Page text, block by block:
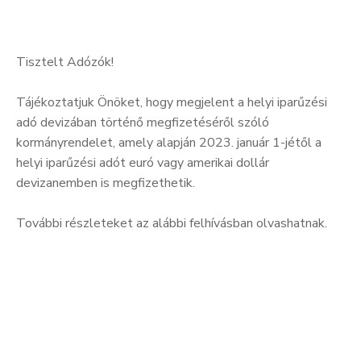
Tisztelt Adózók!
Tájékoztatjuk Önöket, hogy megjelent a helyi iparűzési
adó devizában történő megfizetéséről szóló
kormányrendelet, amely alapján 2023. január 1-jétől a
helyi iparűzési adót euró vagy amerikai dollár
devizanemben is megfizethetik.
További részleteket az alábbi felhívásban olvashatnak.